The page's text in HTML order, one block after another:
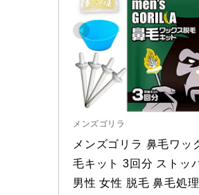
メンズゴリラ
メンズゴリラ 鼻毛ワッ
毛キット 3回分 ストッ
男性 女性 脱毛 鼻毛処